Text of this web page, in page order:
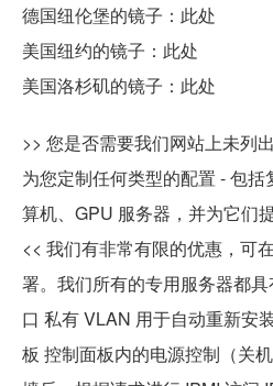
德国纽伦堡的镜子：此处
美国纽约的镜子：此处
美国洛杉矶的镜子：此处
>> 您是否需要我们网站上未列
为您定制任何类型的配置 - 包
算机、GPU 服务器，并为它们
<< 我们有非常有限的优惠，可
署。我们所有的专用服务器都
口 私有 VLAN 用于自动重新安
板 控制面板内的电源控制（关